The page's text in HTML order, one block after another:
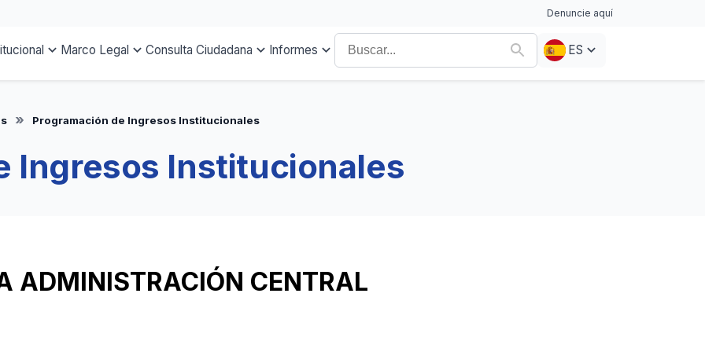
Denuncie aquí
Marco Legal Consulta Ciudadana Informes ES
Programación de Ingresos Institucionales
Ingresos Institucionales
ADMINISTRACIÓN CENTRAL